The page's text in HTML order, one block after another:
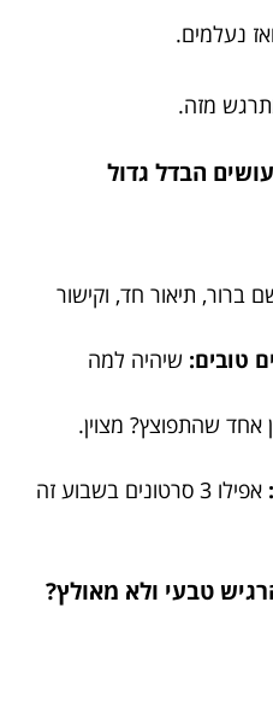
נעלמים.
מזה.
ברור, תיאור חד, וקישור
שיהיה למה
אחד שהתפוצץ? מצוין.
אפילו 3 סרטונים בשבוע זה
טבעי ולא מאולץ?